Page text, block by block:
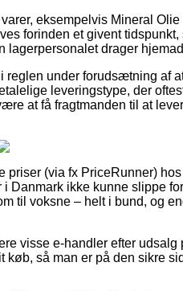
eksempelvis Mineral
forinden et givent
lagerpersonalet drager
reglen under forudsætning af
leveringstype, der
at få fragtmanden til at
priser (via fx PriceRunner)
Danmark ikke kunne slippe
til voksne – helt i bund, og
visse e-handler efter udsalg
så man er på den sikre